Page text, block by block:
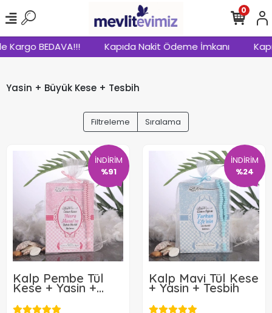
BEDAVA!!! Kapıda Nakit Ödeme İmkanı
0
Yasin + Büyük Kese + Tesbih
Filtreleme Sıralama
İNDİRİM
%91
Kalp Pembe Tül
Kese + Yasin +
Tesbih 29,00 TL
İNDİRİM
%24
Kalp Mavi Tül Kese
+ Yasin + Tesbih
29,00 TL